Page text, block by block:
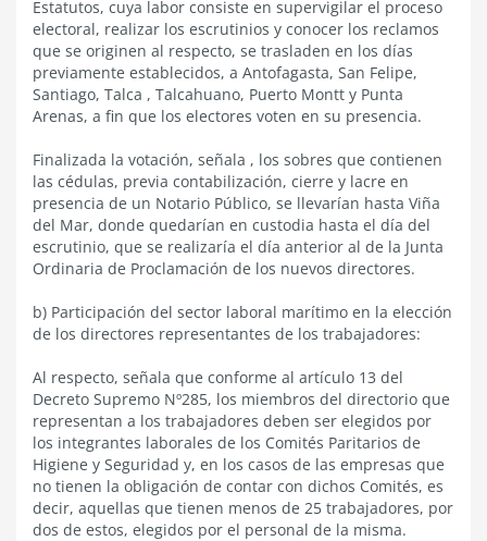
Estatutos, cuya labor consiste en supervigilar el proceso
electoral, realizar los escrutinios y conocer los reclamos
que se originen al respecto, se trasladen en los días
previamente establecidos, a Antofagasta, San Felipe,
Santiago, Talca , Talcahuano, Puerto Montt y Punta
Arenas, a fin que los electores voten en su presencia.
Finalizada la votación, señala , los sobres que contienen
las cédulas, previa contabilización, cierre y lacre en
presencia de un Notario Público, se llevarían hasta Viña
del Mar, donde quedarían en custodia hasta el día del
escrutinio, que se realizaría el día anterior al de la Junta
Ordinaria de Proclamación de los nuevos directores.
b) Participación del sector laboral marítimo en la elección
de los directores representantes de los trabajadores:
Al respecto, señala que conforme al artículo 13 del
Decreto Supremo Nº285, los miembros del directorio que
representan a los trabajadores deben ser elegidos por
los integrantes laborales de los Comités Paritarios de
Higiene y Seguridad y, en los casos de las empresas que
no tienen la obligación de contar con dichos Comités, es
decir, aquellas que tienen menos de 25 trabajadores, por
dos de estos, elegidos por el personal de la misma.